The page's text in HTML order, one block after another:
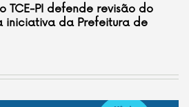
TCE-PI defende revisão do
iniciativa da Prefeitura de